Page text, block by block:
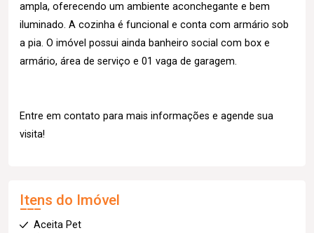
ampla, oferecendo um ambiente aconchegante e bem
iluminado. A cozinha é funcional e conta com armário sob
a pia. O imóvel possui ainda banheiro social com box e
armário, área de serviço e 01 vaga de garagem.
Entre em contato para mais informações e agende sua
visita!
Itens do Imóvel
Aceita Pet